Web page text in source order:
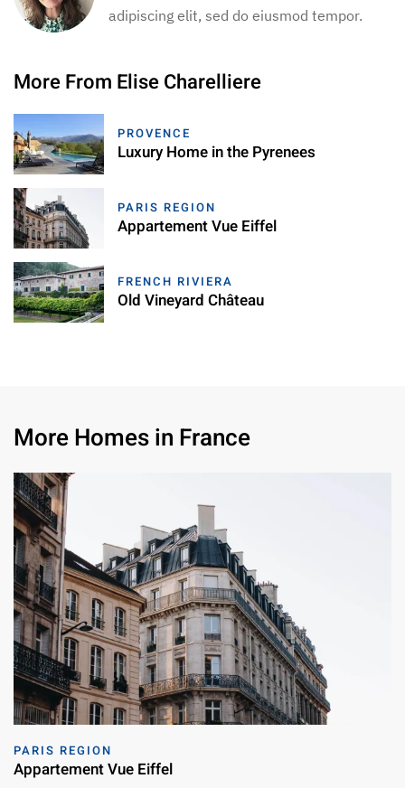
adipiscing elit, sed do eiusmod tempor.
More From Elise Charelliere
PROVENCE
Luxury Home in the Pyrenees
PARIS REGION
Appartement Vue Eiffel
FRENCH RIVIERA
Old Vineyard Château
More Homes in France
PARIS REGION
Appartement Vue Eiffel